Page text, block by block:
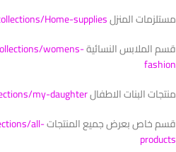
مستلزمات المنزلHome-supplies
قسم الملابس النسائيةwomens-
fashion
منتجات البنات الاطفالmy-daughter
قسم خاص بعرض جميع المنتجاتall-
products